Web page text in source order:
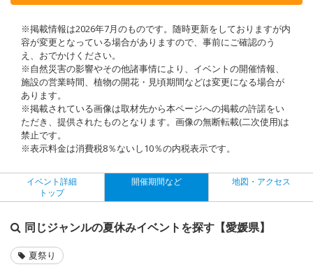
※掲載情報は2026年7月のものです。随時更新をしておりますが内
容が変更となっている場合がありますので、事前にご確認のう
え、おでかけください。
※自然災害の影響やその他諸事情により、イベントの開催情報、
施設の営業時間、植物の開花・見頃期間などは変更になる場合が
あります。
※掲載されている画像は取材先から本ページへの掲載の許諾をい
ただき、提供されたものとなります。画像の無断転載(二次使用)は
禁止です。
※表示料金は消費税8％ないし10％の内税表示です。
イベント詳細
トップ
開催期間など 地図・アクセス
同じジャンルの夏休みイベントを探す【愛媛県】
夏祭り